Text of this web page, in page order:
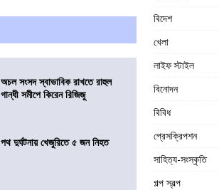
অচল সংসদ স্বাভাবিক রাখতে রাহুল
গান্ধী সমীপে কিরেন রিজিজু
পথ দুর্ঘটনায় খেজুরিতে ৫ জন নিহত
বিদেশ
খেলা
লাইফ স্টাইল
বিনোদন
বিবিধ
প্রেসক্রিপশন
সাহিত্য-সংস্কৃতি
গল্প স্বল্প